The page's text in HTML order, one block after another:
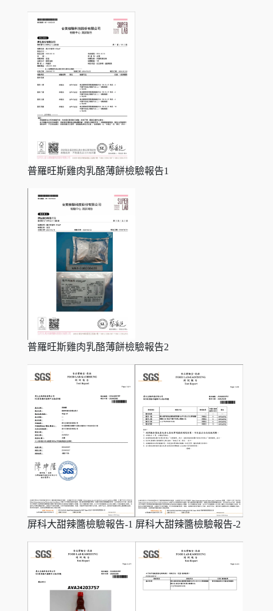
普羅旺斯雞肉乳酪薄餅檢驗報告1
普羅旺斯雞肉乳酪薄餅檢驗報告2
屏科大甜辣醬檢驗報告-1 屏科大甜辣醬檢驗報告-2